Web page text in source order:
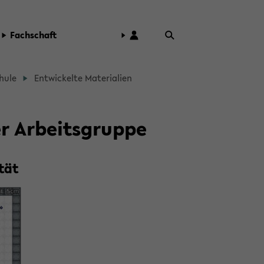
Fach­schaft
Ent­wi­ckel­te Ma­te­ria­li­en
Ar­beits­grup­pe